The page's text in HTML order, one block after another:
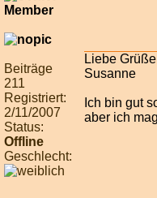
Beiträge
211
Registriert:
2/11/2007
Status:
Offline
Geschlecht:
Liebe
Susanne
Ich bin gut
aber ich